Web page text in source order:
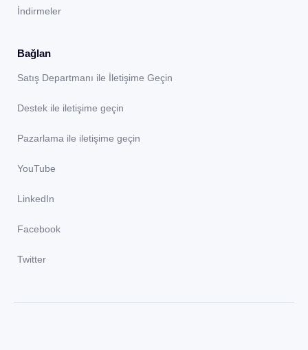
İndirmeler
Bağlan
Satış Departmanı ile İletişime Geçin
Destek ile iletişime geçin
Pazarlama ile iletişime geçin
YouTube
LinkedIn
Facebook
Twitter